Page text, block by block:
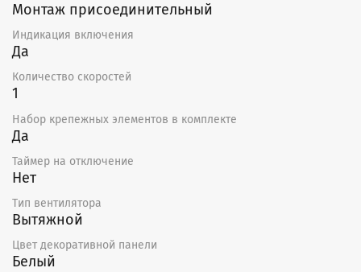
Монтаж присоединительный
Индикация включения
Да
Количество скоростей
1
Набор крепежных элементов в комплекте
Да
Таймер на отключение
Нет
Тип вентилятора
Вытяжной
Цвет декоративной панели
Белый